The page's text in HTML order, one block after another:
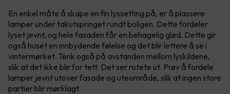
En enkel måte å skape en fin lyssetting på, er å plassere
lamper under takutspringet rundt boligen. Dette fordeler
lyset jevnt, og hele fasaden får en behagelig glød. Dette gir
også huset en innbydende følelse og det blir lettere å se i
vintermørket. Tenk også på avstanden mellom lyskildene,
slik at det ikke blir for tett. Det ser rotete ut. Prøv å fordele
lamper jevnt utover fasade og uteområde, slik at ingen store
partier blir mørklagt.